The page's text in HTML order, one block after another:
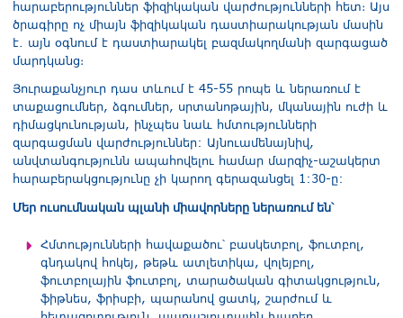
հարաբերություններ ֆիզիկական վարժությունների հետ։ Այս
ծրագիրը ոչ միայն ֆիզիկական դաստիարակության մասին
է. այն օգնում է դաստիարակել բազմակողմանի զարգացած
մարդկանց։
Յուրաքանչյուր դաս տևում է 45-55 րոպե և ներառում է
տաքացումներ, ձգումներ, սրտանոթային, մկանային ուժի և
դիմացկունության, ինչպես նաև հմտությունների
զարգացման վարժություններ: Այնուամենայնիվ,
անվտանգությունն ապահովելու համար մարզիչ-աշակերտ
հարաբերակցությունը չի կարող գերազանցել 1:30-ը:
Մեր ուսումնական պլանի միավորները ներառում են՝
Հմտությունների հավաքածու՝ բասկետբոլ, ֆուտբոլ,
գնդակով հոկեյ, թեթև ատլետիկա, վոլեյբոլ,
ֆուտբոլային ֆուտբոլ, տարածական գիտակցություն,
ֆիթնես, ֆրիսբի, պարանով ցատկ, շարժում և